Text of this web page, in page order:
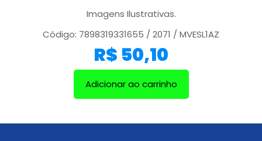
Imagens Ilustrativas.
Código: 7898319331655 / 2071 / MVESL1AZ
R$ 50,10
Adicionar ao carrinho